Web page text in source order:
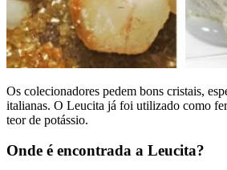
Os colecionadores pedem bons cristais,
italianas. O Leucita já foi utilizado como
teor de potássio.
Onde é encontrada a Leucita?